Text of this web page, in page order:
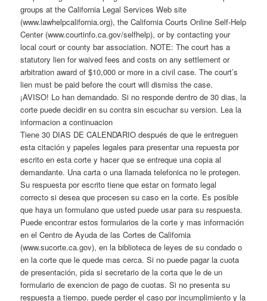
groups at the California Legal Services Web site
(www.lawhelpcalifornia.org), the California Courts Online Self-Help
Center (www.courtinfo.ca.gov/selfhelp), or by contacting your
local court or county bar association. NOTE: The court has a
statutory lien for waived fees and costs on any settlement or
arbitration award of $10,000 or more in a civil case. The court’s
lien must be paid before the court will dismiss the case.
¡AVISO! Lo han demandado. Si no responde dentro de 30 dias, la
corte puede decidir en su contra sin escuchar su version. Lea la
informacion a continuacion
Tiene 30 DIAS DE CALENDARIO después de que le entreguen
esta citación y papeles legales para presentar una repuesta por
escrito en esta corte y hacer que se entreque una copia al
demandante. Una carta o una llamada telefonica no le protegen.
Su respuesta por escrito tiene que estar on formato legal
correcto si desea que procesen su caso en la corte. Es posible
que haya un formulano que usted puede usar para su respuesta.
Puede encontrar estos formularios de la corte y mas información
en el Centro de Ayuda de las Cortes de California
(www.sucorte.ca.gov), en la biblioteca de leyes de su condado o
en la corte que le quede mas cerca. Si no puede pagar la cuota
de presentación, pida si secretario de la corta que le de un
formulario de exencion de pago de cuotas. Si no presenta su
respuesta a tiempo, puede perder el caso por incumplimiento y la